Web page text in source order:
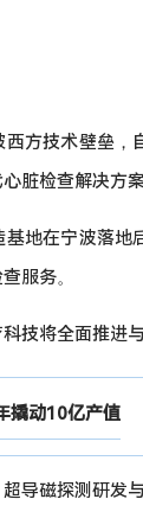
导磁探测研发
超导材料制造
动宁波相关产